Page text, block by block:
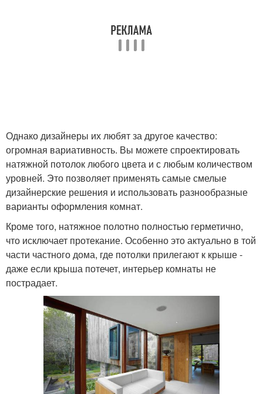
Однако дизайнеры их любят за другое качество:
огромная вариативность. Вы можете спроектировать
натяжной потолок любого цвета и с любым количеством
уровней. Это позволяет применять самые смелые
дизайнерские решения и использовать разнообразные
варианты оформления комнат.
Кроме того, натяжное полотно полностью герметично,
что исключает протекание. Особенно это актуально в той
части частного дома, где потолки прилегают к крыше -
даже если крыша потечет, интерьер комнаты не
пострадает.